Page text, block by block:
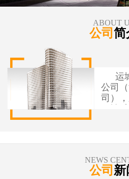
ABOUT
公司 简
运
公司
司）
资建
为保
NEWS
公司 新